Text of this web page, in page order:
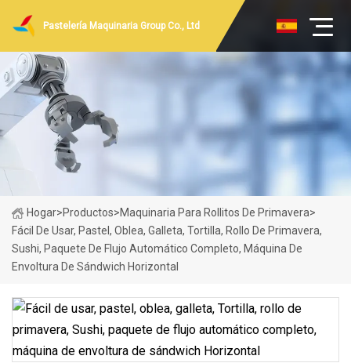
Pastelería Maquinaria Group Co., Ltd
Hogar>Productos>Maquinaria Para Rollitos De Primavera>
Fácil De Usar, Pastel, Oblea, Galleta, Tortilla, Rollo De Primavera,
Sushi, Paquete De Flujo Automático Completo, Máquina De
Envoltura De Sándwich Horizontal